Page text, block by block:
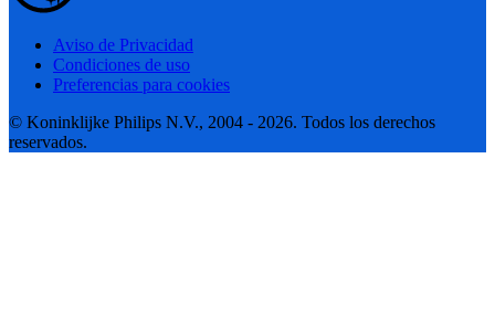
Aviso de Privacidad
Condiciones de uso
Preferencias para cookies
© Koninklijke Philips N.V., 2004 - 2026. Todos los derechos
reservados.